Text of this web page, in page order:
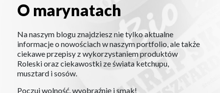
O marynatach
Na naszym blogu znajdziesz nie tylko aktualne
informacje o nowościach w naszym portfolio, ale także
ciekawe przepisy z wykorzystaniem produktów
Roleski oraz ciekawostki ze świata ketchupu,
musztard i sosów.
Poczuj wolność, wyobraźnię i smak!